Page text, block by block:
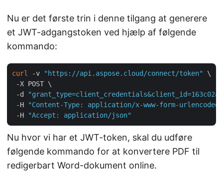
Nu er det første trin i denne tilgang at generere
et JWT-adgangstoken ved hjælp af følgende
kommando:
curl -v "https://api.aspose.cloud/connect/token"
\
-X POST \
-d
-H
"Content-Type: application/x-www-form-urlencoded"
-H
"Accept: application/json"
Nu hvor vi har et JWT-token, skal du udføre
følgende kommando for at konvertere PDF til
redigerbart Word-dokument online.